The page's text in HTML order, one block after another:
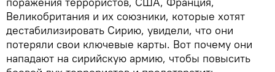
Великобритания и их союзники, которые хотят
дестабилизировать Сирию, увидели, что они
потеряли свои ключевые карты. Вот почему они
нападают на сирийскую армию, чтобы повысить